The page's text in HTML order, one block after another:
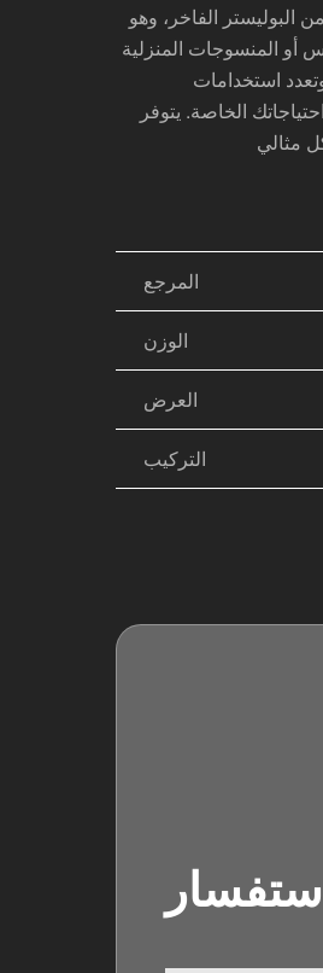
الفاخر، وهو
أو المنسوجات المنزلية
الخاصة. يتوفر
المرجع
الوزن
العرض
التركيب